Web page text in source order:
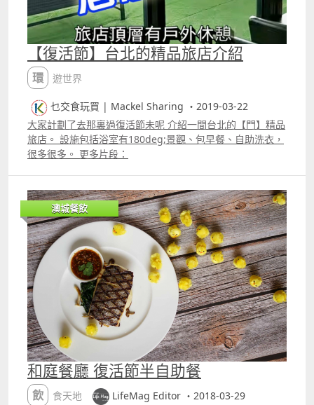
【復活節】台北的精品旅店介紹
環遊世界
乜交食玩買 | Mackel Sharing ・2019-03-22
大家計劃了去那裏過復活節未呢 介紹一間台北的【門】精品
旅店。 設施包括浴室有180deg;景觀、包早餐、自助洗衣，
很多很多。 更多片段：
澳城餐飲
和庭餐廳 復活節半自助餐
飲食天地
LifeMag Editor ・2018-03-29